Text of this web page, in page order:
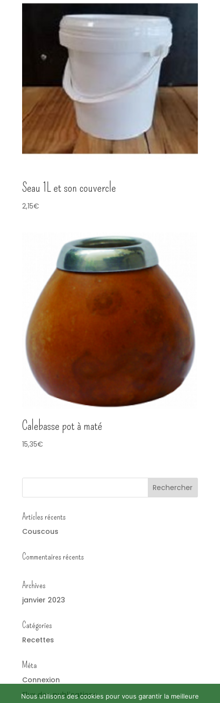
Seau 1L et son couvercle
2,15€
Calebasse pot à maté
15,35€
Articles récents
Couscous
Commentaires récents
Archives
janvier 2023
Catégories
Recettes
Méta
Connexion
Flux des publications
Nous utilisons des cookies pour vous garantir la meilleure